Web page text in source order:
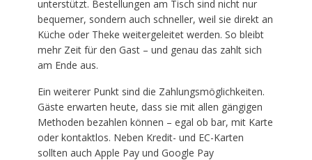
unterstützt. Bestellungen am Tisch sind nicht nur
bequemer, sondern auch schneller, weil sie direkt an
Küche oder Theke weitergeleitet werden. So bleibt
mehr Zeit für den Gast – und genau das zahlt sich
am Ende aus.
Ein weiterer Punkt sind die Zahlungsmöglichkeiten.
Gäste erwarten heute, dass sie mit allen gängigen
Methoden bezahlen können – egal ob bar, mit Karte
oder kontaktlos. Neben Kredit- und EC-Karten
sollten auch Apple Pay und Google Pay